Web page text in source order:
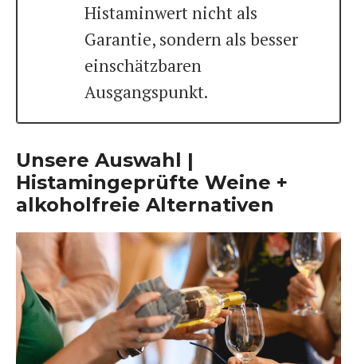
Histaminwert nicht als
Garantie, sondern als besser
einschätzbaren
Ausgangspunkt.
Unsere Auswahl |
Histamingeprüfte Weine +
alkoholfreie Alternativen